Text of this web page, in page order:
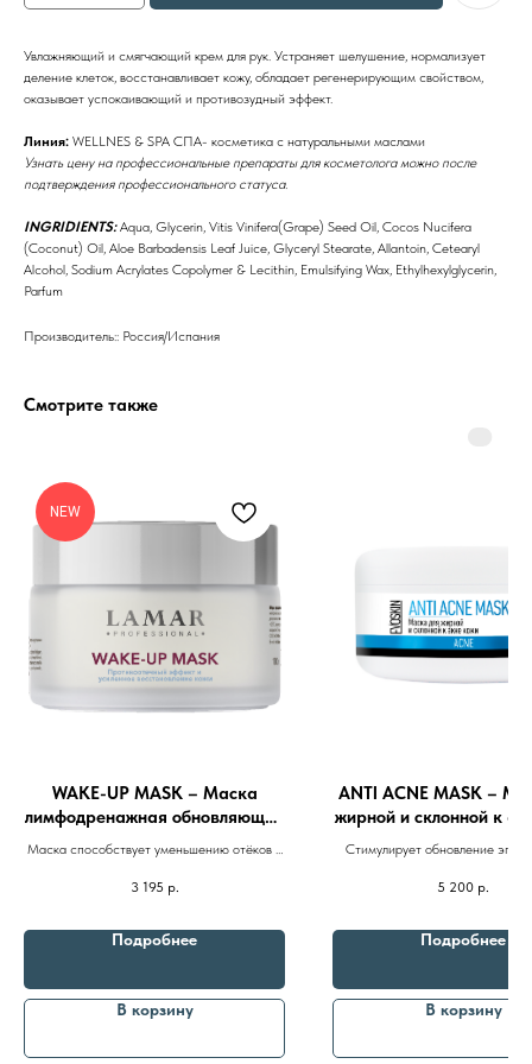
Увлажняющий и смягчающий крем для рук. Устраняет шелушение, нормализует
деление клеток, восстанавливает кожу, обладает регенерирующим свойством,
оказывает успокаивающий и противозудный эффект.
Линия: WELLNES & SPA СПА- косметика с натуральными маслами
Узнать цену на профессиональные препараты для косметолога можно после
подтверждения профессионального статуса.
INGRIDIENTS:Aqua, Glycerin, Vitis Vinifera(Grape) Seed Oil, Cocos Nucifera
(Coconut) Oil, Aloe Barbadensis Leaf Juice, Glyceryl Stearate, Allantoin, Cetearyl
Alcohol, Sodium Acrylates Copolymer & Lecithin, Emulsifying Wax, Ethylhexylglycerin,
Parfum
Производитель:: Россия/Испания
Смотрите также
NEW
WAKE-UP MASK – Маска
лимфодренажная обновляющая
с экзосомами и кофеином
100ml
Маска способствует уменьшению отёков и
косметических процедур
3 195 р.
Подробнее
В корзину
ANTI ACNE MASK –
жирной и склонной к
250ml
Стимулирует обновление
успокаивает5 200 р.
Подробнее
В корзину
Профессиональная
Препараты косметолога
Доставка